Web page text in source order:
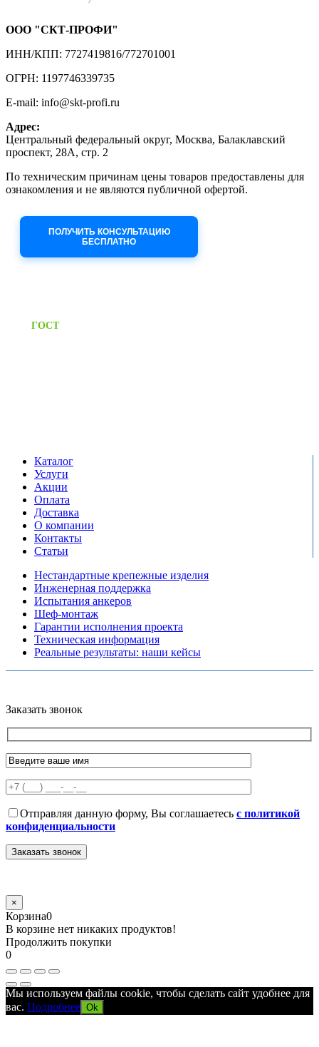
ООО "СКТ-ПРОФИ"
ИНН/КПП: 7727419816/772701001
ОГРН: 1197746339735
E-mail: info@skt-profi.ru
Адрес:
Центральный федеральный округ, Москва, Балаклавский
проспект, 28А, стр. 2
По техническим причинам цены товаров предоставлены для
ознакомления и не являются публичной офертой.
ПОЛУЧИТЬ КОНСУЛЬТАЦИЮ
БЕСПЛАТНО
ГОСТПредоставляем паспорт
Каталог
Услуги
Акции
Оплата
Доставка
О компании
Контакты
Статьи
Нестандартные крепежные изделия
Инженерная поддержка
Испытания анкеров
Шеф-монтаж
Гарантии исполнения проекта
Техническая информация
Реальные результаты: наши кейсы
Заказать звонок
Отправляя данную форму, Вы соглашаетесь с политикой
конфиденциальности
×
Корзина0
В корзине нет никаких продуктов!
Продолжить покупки
0
Мы используем файлы cookie, чтобы сделать сайт удобнее для
вас. Подробнее Ok